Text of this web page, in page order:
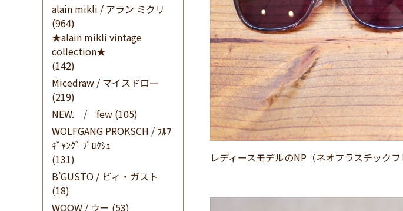
alain mikli / アラン ミクリ
(964)
★alain mikli vintage
collection★
(142)
Micedraw / マイスドロー
(219)
NEW. / few (105)
WOLFGANG PROKSCH / ｳﾙﾌ
ｷﾞｬﾝｸﾞ ﾌﾟﾛｸｼｭ
(131)
B’GUSTO / ビィ・ガスト
(18)
WOOW / ウー (53)
レディースモデルのNP（ネオプラスチック